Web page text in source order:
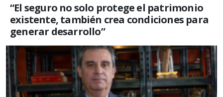
“El seguro no solo protege el patrimonio
existente, también crea condiciones para
generar desarrollo”